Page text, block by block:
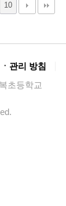
10
관리 방침
초등학교